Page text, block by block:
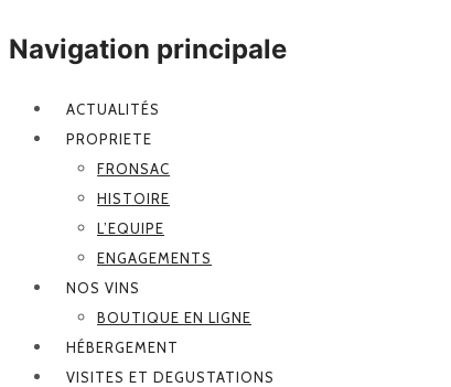
Navigation principale
ACTUALITÉS
PROPRIETE
FRONSAC
HISTOIRE
L’EQUIPE
ENGAGEMENTS
NOS VINS
BOUTIQUE EN LIGNE
HÉBERGEMENT
VISITES ET DEGUSTATIONS